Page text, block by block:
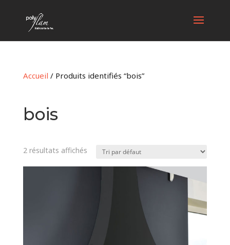
Accueil / Produits identifiés “bois”
bois
2 résultats affichés